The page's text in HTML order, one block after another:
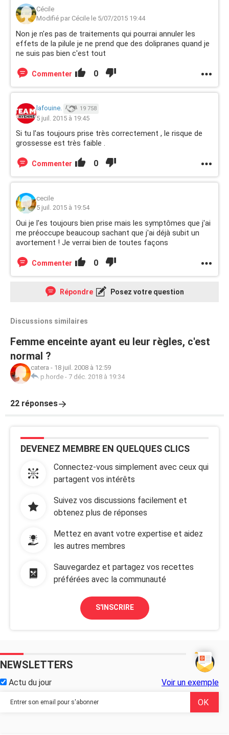
Cécile
Modifié par Cécile le 5/07/2015 19:44
Non je n'es pas de traitements qui pourrai annuler les
effets de la pilule je ne prend que des dolipranes quand je
ne suis pas bien c'est tout
Commenter 0
lafouine. 19 758
5 juil. 2015 à 19:45
Si tu l'as toujours prise très correctement , le risque de
grossesse est très faible .
Commenter 0
cecile
5 juil. 2015 à 19:54
Oui je l'es toujours bien prise mais les symptômes que j'ai
me préoccupe beaucoup sachant que j'ai déjà subit un
avortement ! Je verrai bien de toutes façons
Commenter 0
Répondre Posez votre question
Discussions similaires
Femme enceinte ayant eu leur règles, c'est
normal ?
catera - 18 juil. 2008 à 12:59
p.horde - 7 déc. 2018 à 19:34
22 réponses
DEVENEZ MEMBRE EN QUELQUES CLICS
Connectez-vous simplement avec ceux qui
partagent vos intérêts
Suivez vos discussions facilement et
obtenez plus de réponses
Mettez en avant votre expertise et aidez
les autres membres
Sauvegardez et partagez vos recettes
préférées avec la communauté
S'INSCRIRE
NEWSLETTERS
Actu du jour Voir un exemple